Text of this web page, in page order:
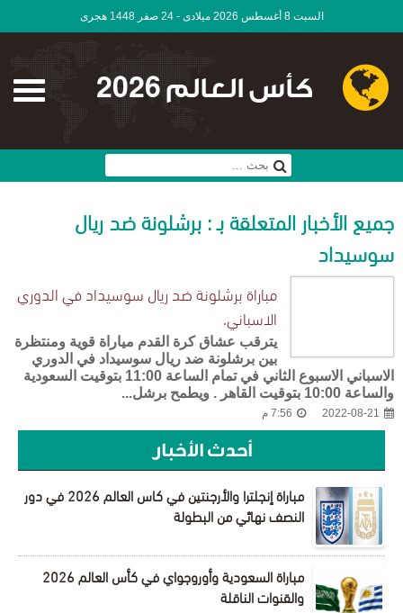
السبت 8 أغسطس 2026 ميلادى - 24 صفر 1448 هجرى
كأس العالم 2026
جميع الأخبار المتعلقة بـ : برشلونة ضد ريال
سوسيداد
مباراة برشلونة ضد ريال سوسيداد في الدوري
الاسباني.
يترقب عشاق كرة القدم مياراة قوية ومنتظرة
بين برشلونة ضد ريال سوسيداد في الدوري
الاسباني الاسبوع الثاني في تمام الساعة 11:00 بتوقيت السعودية
والساعة 10:00 بتوقيت القاهر . ويطمح برشل...
2022-08-21 7:56 م
أحدث الأخبار
مباراة إنجلترا والأرجنتين في كاس العالم 2026 في دور
النصف نهائي من البطولة
مباراة السعودية وأوروجواي في كأس العالم 2026
والقنوات الناقلة